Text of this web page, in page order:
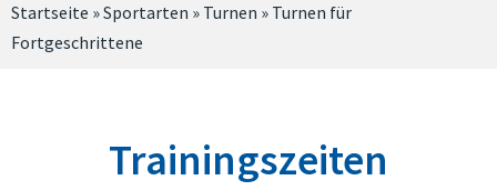
Startseite »Sportarten » Turnen » Turnen für
Fortgeschrittene
Trainingszeiten